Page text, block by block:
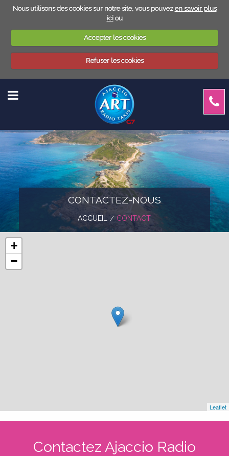
Nous utilisons des cookies sur notre site, vous pouvez en savoir plus
iciou
Accepter les cookies
Refuser les cookies
TAXI
CONTACTEZ-NOUS
ACCUEIL CONTACT
+
−
Leaflet
Contactez Ajaccio Radio